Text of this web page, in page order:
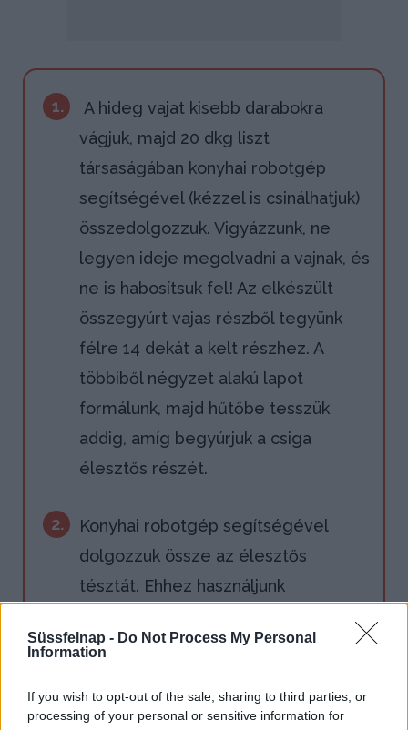
Süssfelnap - Do Not Process My Personal
Information
If you wish to opt-out of the sale, sharing to third parties, or
processing of your personal or sensitive information for
1.
A hideg vajat kisebb darabokra
vágjuk, majd 20 dkg liszt
társaságában konyhai robotgép
segítségével (kézzel is csinálhatjuk)
összedolgozzuk. Vigyázzunk, ne
legyen ideje megolvadni a vajnak, és
ne is habosítsuk fel! Az elkészült
összegyúrt vajas részből tegyünk
félre 14 dekát a kelt részhez. A
többiből négyzet alakú lapot
formálunk, majd hűtőbe tesszük
addig, amíg begyúrjuk a csiga
élesztős részét.
2.
Konyhai robotgép segítségével
dolgozzuk össze az élesztős
tésztát. Ehhez használjunk
hozzávalót beletöltünk. Fontos, hogy
csak addig keverjük, míg össze nem